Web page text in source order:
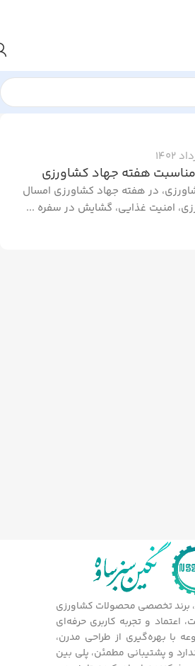
در هفته جهاد کشاورزی امسال
امنیت غذایی، گشایش در سفره ...
برند تخصصی محصولات کشاورزی
اعتماد و تجربه کاربری حرفه‌ای
با بهره‌گیری از طراحی مدرن،
و پشتیبانی مطمئن، پلی بین